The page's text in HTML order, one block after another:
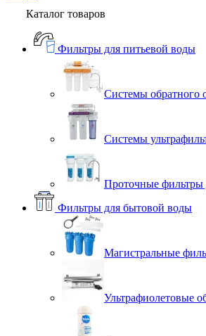
Каталог товаров
Фильтры для питьевой воды
Системы обратного
Системы
Проточные фильтры
Фильтры для бытовой воды
Магистральные
Ультрафиолетовые